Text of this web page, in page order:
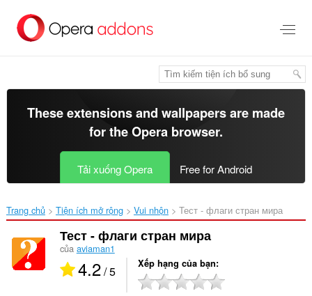
đến
These extensions and wallpapers are made
for theOpera browser.
Tải xuống Opera Free for Android
Trang chủ Tiện ích mở rộng Vui nhộn Тест - флаги стран мира‎
Тест - флаги стран мира
của aviaman1
4.2/ 5 Xếp hạng của bạn